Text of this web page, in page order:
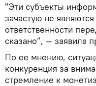
"Эти субъекты
зачастую не
ответственности
сказано”, — заявила
По ее мнению,
конкуренция за
стремление к